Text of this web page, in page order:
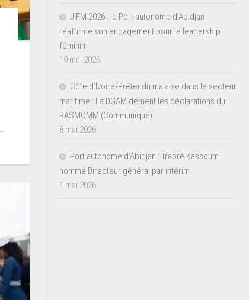
JIFM 2026 : le Port autonome d’Abidjan
réaffirme son engagement pour le leadership
féminin
19 mai 2026
Côte d’Ivoire/Prétendu malaise dans le secteur
maritime : La DGAM dément les déclarations du
RASMOMM (Communiqué)
8 mai 2026
Port autonome d’Abidjan : Traoré Kassoum
nommé Directeur général par intérim
4 mai 2026